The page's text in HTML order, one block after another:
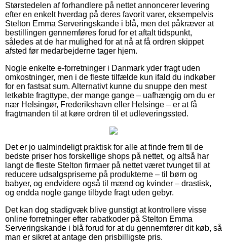
Størstedelen af forhandlere på nettet annoncerer levering
efter en enkelt hverdag på deres favorit varer, eksempelvis
Stelton Emma Serveringskande i blå, men det påkræver at
bestillingen gennemføres forud for et aftalt tidspunkt,
således at de har mulighed for at nå at få ordren skippet
afsted før medarbejderne tager hjem.
Nogle enkelte e-forretninger i Danmark yder fragt uden
omkostninger, men i de fleste tilfælde kun ifald du indkøber
for en fastsat sum. Alternativt kunne du snuppe den mest
letkøbte fragttype, der mange gange – uafhængig om du er
nær Helsingør, Frederikshavn eller Helsinge – er at få
fragtmanden til at køre ordren til et udleveringssted.
Det er jo ualmindeligt praktisk for alle at finde frem til de
bedste priser hos forskellige shops på nettet, og altså har
langt de fleste Stelton firmaer på nettet været tvunget til at
reducere udsalgspriserne på produkterne – til børn og
babyer, og endvidere også til mænd og kvinder – drastisk,
og endda nogle gange tilbyde fragt uden gebyr.
Det kan dog stadigvæk blive gunstigt at kontrollere visse
online forretninger efter rabatkoder på Stelton Emma
Serveringskande i blå forud for at du gennemfører dit køb, så
man er sikret at antage den prisbilligste pris.